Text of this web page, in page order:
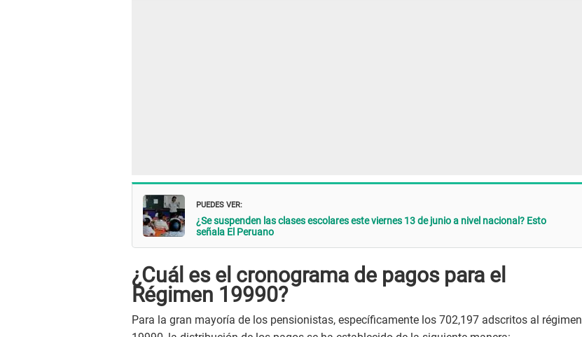
PUEDES VER:
¿Se suspenden las clases escolares este viernes 13 de junio a nivel nacional? Esto
señala El Peruano
¿Cuál es el cronograma de pagos para el
Régimen 19990?
Para la gran mayoría de los pensionistas, específicamente los 702,197 adscritos al régimen